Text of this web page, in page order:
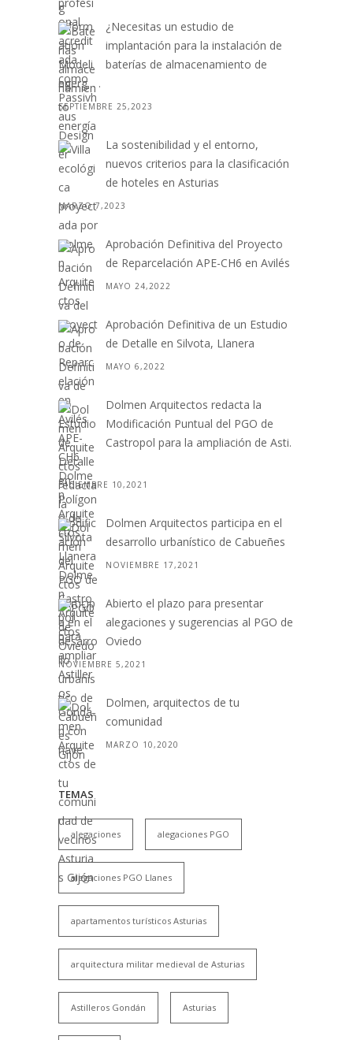
¿Necesitas un estudio de
implantación para la instalación de
baterías de almacenamiento de
energ. . .
SEPTIEMBRE 25,2023
La sostenibilidad y el entorno,
nuevos criterios para la clasificación
de hoteles en Asturias
MARZO 7,2023
Aprobación Definitiva del Proyecto
de Reparcelación APE-CH6 en Avilés
MAYO 24,2022
Aprobación Definitiva de un Estudio
de Detalle en Silvota, Llanera
MAYO 6,2022
Dolmen Arquitectos redacta la
Modificación Puntual del PGO de
Castropol para la ampliación de Asti.
. .
DICIEMBRE 10,2021
Dolmen Arquitectos participa en el
desarrollo urbanístico de Cabueñes
NOVIEMBRE 17,2021
Abierto el plazo para presentar
alegaciones y sugerencias al PGO de
Oviedo
NOVIEMBRE 5,2021
Dolmen, arquitectos de tu
comunidad
MARZO 10,2020
TEMAS
alegaciones alegaciones PGO
alegaciones PGO Llanes
apartamentos turísticos Asturias
arquitectura militar medieval de Asturias
Astilleros Gondán Asturias